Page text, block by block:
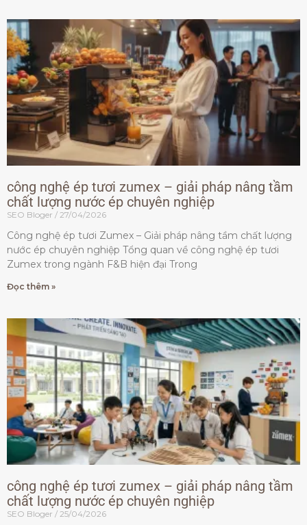
công nghệ ép tươi zumex – giải pháp nâng tầm
chất lượng nước ép chuyên nghiệp
SEO Bloger 27/04/2026
Công nghệ ép tươi Zumex – Giải pháp nâng tầm chất lượng
nước ép chuyên nghiệp Tổng quan về công nghệ ép tươi
Zumex trong ngành F&B hiện đại Trong
Đọc thêm »
công nghệ ép tươi zumex – giải pháp nâng tầm
chất lượng nước ép chuyên nghiệp
SEO Bloger 25/04/2026